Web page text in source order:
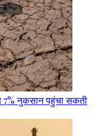
7% नुकसान पहुंचा सकती